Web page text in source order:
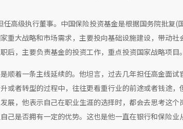
高级执行董事。中国保险投资基金是根据国务院批复(
重大战略和市场需求，主要投向基础设施建设，带动社
，主要负责基金的投资工作，重点投资国家战略项目。
顺着一条主线延续的。他坦言，过去几年担任高金面试
或者转型的过程中，往往更看重行业的前途或者钱途
，他表示自己在职业生涯的选择时，都会去思考这个
己是否拥有一定的优势。这也是他一直在银行和保险